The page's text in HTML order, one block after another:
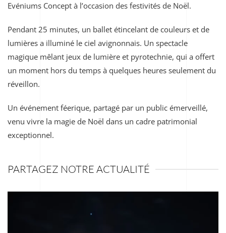
Evéniums Concept à l’occasion des festivités de Noël.
Pendant 25 minutes, un ballet étincelant de couleurs et de
lumières a illuminé le ciel avignonnais. Un spectacle
magique mêlant jeux de lumière et pyrotechnie, qui a offert
un moment hors du temps à quelques heures seulement du
réveillon.
Un événement féerique, partagé par un public émerveillé,
venu vivre la magie de Noël dans un cadre patrimonial
exceptionnel.
PARTAGEZ NOTRE ACTUALITÉ